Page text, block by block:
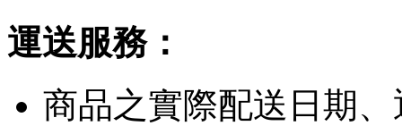
運送服務：
商品之實際配送日期